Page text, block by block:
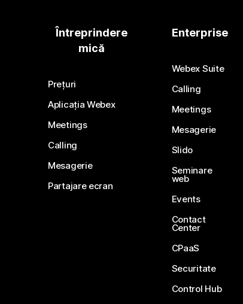
Întreprindere
mică
Prețuri
Aplicația Webex
Meetings
Calling
Mesagerie
Partajare ecran
Enterprise
Webex Suite
Calling
Meetings
Mesagerie
Slido
Seminare
web
Events
Contact
Center
CPaaS
Securitate
Control Hub